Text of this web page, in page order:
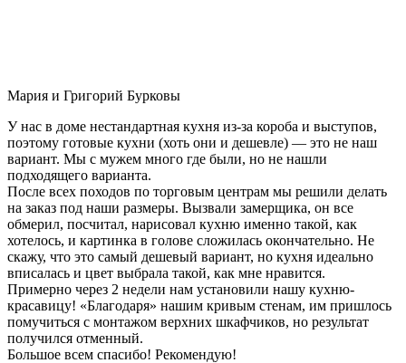
Мария и Григорий Бурковы
У нас в доме нестандартная кухня из-за короба и выступов,
поэтому готовые кухни (хоть они и дешевле) — это не наш
вариант. Мы с мужем много где были, но не нашли
подходящего варианта.
После всех походов по торговым центрам мы решили делать
на заказ под наши размеры. Вызвали замерщика, он все
обмерил, посчитал, нарисовал кухню именно такой, как
хотелось, и картинка в голове сложилась окончательно. Не
скажу, что это самый дешевый вариант, но кухня идеально
вписалась и цвет выбрала такой, как мне нравится.
Примерно через 2 недели нам установили нашу кухню-
красавицу! «Благодаря» нашим кривым стенам, им пришлось
помучиться с монтажом верхних шкафчиков, но результат
получился отменный.
Большое всем спасибо! Рекомендую!